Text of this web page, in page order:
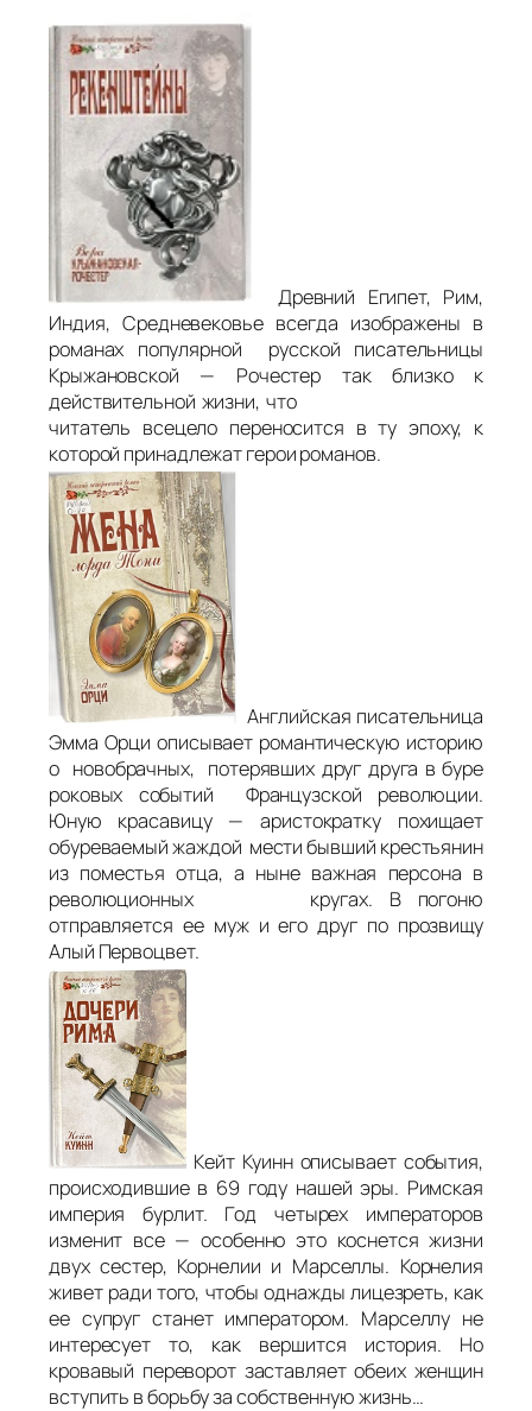
Древний Египет, Рим,
Индия, Средневековье всегда изображены в
романах популярной русской писательницы
Крыжановской — Рочестер так близко к
действительной жизни, что
читатель всецело переносится в ту эпоху, к
которой принадлежат герои романов.
Английская писательница
Эмма Орци описывает романтическую историю
о новобрачных, потерявших друг друга в буре
роковых событий Французской революции.
Юную красавицу — аристократку похищает
обуреваемый жаждой мести бывший крестьянин
из поместья отца, а ныне важная персона в
революционных кругах. В погоню
отправляется ее муж и его друг по прозвищу
Алый Первоцвет.
Кейт Куинн описывает события,
происходившие в 69 году нашей эры. Римская
империя бурлит. Год четырех императоров
изменит все — особенно это коснется жизни
двух сестер, Корнелии и Марселлы. Корнелия
живет ради того, чтобы однажды лицезреть, как
ее супруг станет императором. Марселлу не
интересует то, как вершится история. Но
кровавый переворот заставляет обеих женщин
вступить в борьбу за собственную жизнь…